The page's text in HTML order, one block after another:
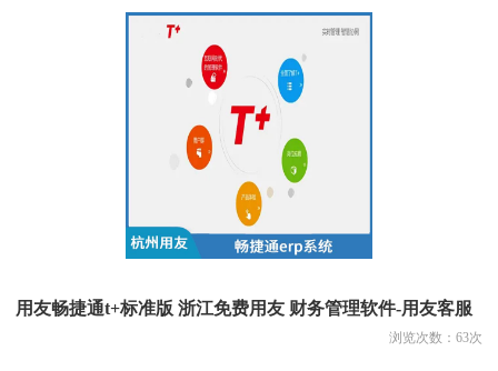
用友畅捷通t+标准版 浙江免费用友 财务管理软件-用友客服
浏览次数： 63次